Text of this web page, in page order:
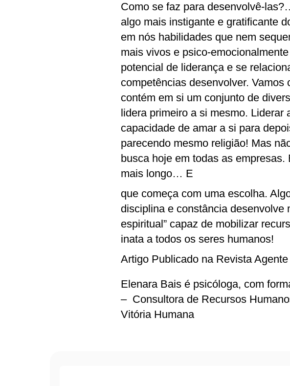
Como se faz para desenvolvê-
algo mais instigante e gratificante
em nós habilidades que nem
mais vivos e psico-
potencial de liderança e se
competências desenvolver.
contém em si um conjunto de
lidera primeiro a si mesmo.
capacidade de amar a si para
parecendo mesmo religião! Mas
busca hoje em todas as
mais longo… E
que começa com uma escolha.
disciplina e constância desenvolve
espiritual” capaz de mobilizar
inata a todos os seres humanos!
Artigo Publicado na Revista Agente
Elenara Bais é psicóloga, com
– Consultora de Recursos
Vitória Humana